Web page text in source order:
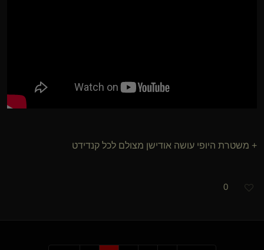
+ משטרת היופי עושה אודישן מצולם לכל קנדידט
0